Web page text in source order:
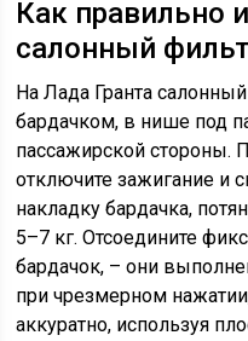
Как правильно
салонный
На Лада Гранта
бардачком, в нише под
пассажирской стороны.
отключите зажигание и
накладку бардачка,
5–7 кг. Отсоедините
бардачок, – они
при чрезмерном
аккуратно, используя